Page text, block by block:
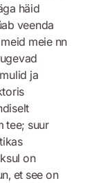
häid
veenda
meie nn
ja
tee; suur
on
et see on